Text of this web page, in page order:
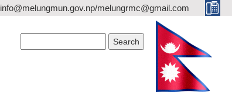
info@melungmun.gov.np/melungrmc@gmail.com